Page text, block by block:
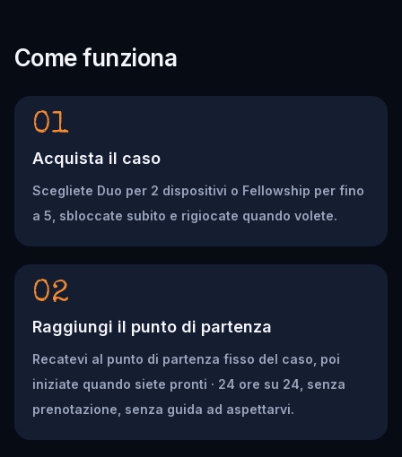
Come funziona
01
Acquista il caso
Scegliete Duo per 2 dispositivi o Fellowship per fino
a 5, sbloccate subito e rigiocate quando volete.
02
Raggiungi il punto di partenza
Recatevi al punto di partenza fisso del caso, poi
iniziate quando siete pronti · 24 ore su 24, senza
prenotazione, senza guida ad aspettarvi.